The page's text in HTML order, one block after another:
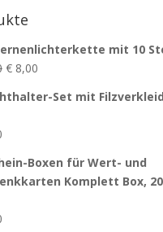
mit 10
Ursprünglicher
war:
€8,00Aktueller
ist:
Set mit
Boxen für Wert- und
Komplett Box,